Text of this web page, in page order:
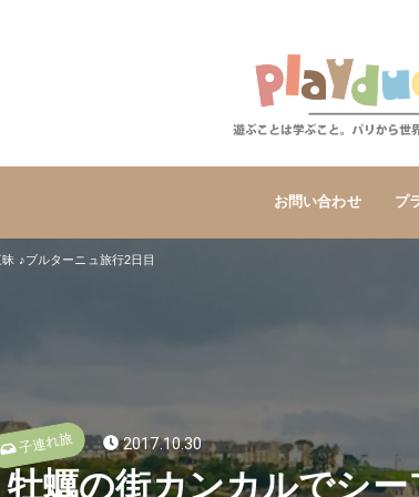
お問い合わせ プ
♪ブルターニュ旅行2日目
子連れ旅 2017.10.30
牡蠣の街カンカルでシ